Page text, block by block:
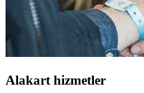
Alakart hizmetler